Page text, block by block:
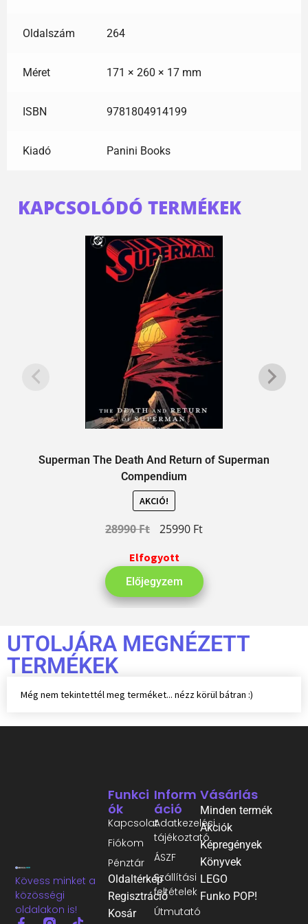
Oldalszám 264
Méret 171 × 260 × 17 mm
ISBN 9781804914199
Kiadó Panini Books
KAPCSOLÓDÓ TERMÉKEK
Superman The Death And Return of Superman
Compendium
AKCIÓ!
28990Ft 25990 Ft
Elfogyott
Előjegyzem
UTOLJÁRA MEGNÉZETT
TERMÉKEK
Még nem tekintettél meg terméket... nézz körül bátran :)
Kövess minket a
közösségi
oldalakon is!
Inform
Áció
Adatkezelési
tájékoztató
ÁSZF
Szállítási
feltételek
Útmutató
Funkci
Ók
Kapcsolat
Fiókom
Pénztár
Oldaltérkép
Regisztráció
Kosár
Vásárlás
Minden termék
Akciók
Képregények
Könyvek
LEGO
Funko POP!